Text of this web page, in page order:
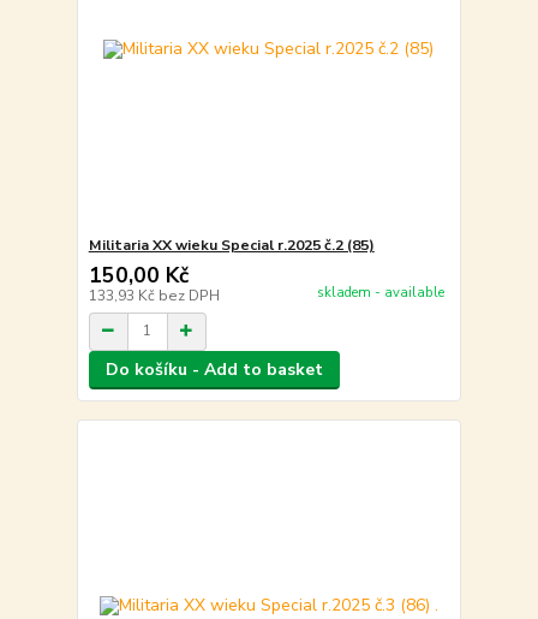
Militaria XX wieku Special r.2025 č.2 (85)
150,00 Kč
133,93 Kč bez DPH skladem - available
Do košíku - Add to basket